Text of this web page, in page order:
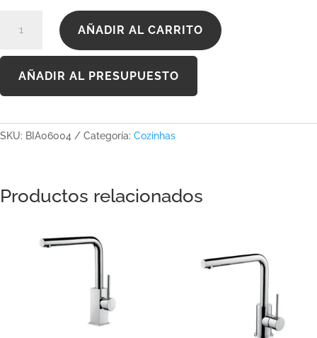
cantidad
AÑADIR AL CARRITO
AÑADIR AL PRESUPUESTO
SKU: BIA06004 Categoría: Cozinhas
Productos relacionados